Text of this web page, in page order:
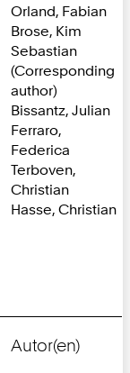
Orland, Fabian
Brose, Kim
Sebastian
(Corresponding
author)
Bissantz, Julian
Ferraro,
Federica
Terboven,
Christian
Hasse, Christian
Autor(en)